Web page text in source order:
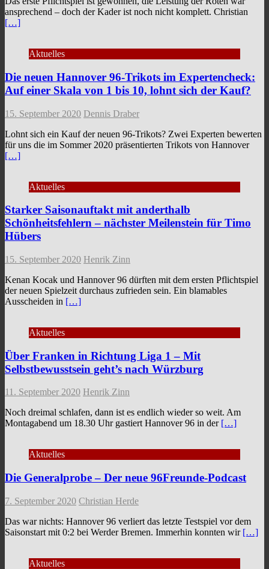
ansprechend – doch der Kader ist noch nicht komplett. Christian
[…]
Aktuelles
Die neuen Hannover 96-Trikots im Expertencheck:
Auf einer Skala von 1 bis 10, lohnt sich der Kauf?
15. September 2020 Dennis Draber
Lohnt sich ein Kauf der neuen 96-Trikots? Zwei Experten bewerten
für uns die im Sommer 2020 präsentierten Trikots von Hannover
[…]
Aktuelles
Starker Saisonauftakt mit anderthalb
Schönheitsfehlern – nächster Meilenstein für Timo
Hübers
15. September 2020 Henrik Zinn
Kenan Kocak und Hannover 96 dürften mit dem ersten Pflichtspiel
der neuen Spielzeit durchaus zufrieden sein. Ein blamables
Ausscheiden in […]
Aktuelles
Über Franken in Richtung Liga 1 – Mit
Selbstbewusstsein geht’s nach Würzburg
11. September 2020 Henrik Zinn
Noch dreimal schlafen, dann ist es endlich wieder so weit. Am
Montagabend um 18.30 Uhr gastiert Hannover 96 in der […]
Aktuelles
Die Generalprobe – Der neue 96Freunde-Podcast
7. September 2020 Christian Herde
Das war nichts: Hannover 96 verliert das letzte Testspiel vor dem
Saisonstart mit 0:2 bei Werder Bremen. Immerhin konnten wir […]
Aktuelles